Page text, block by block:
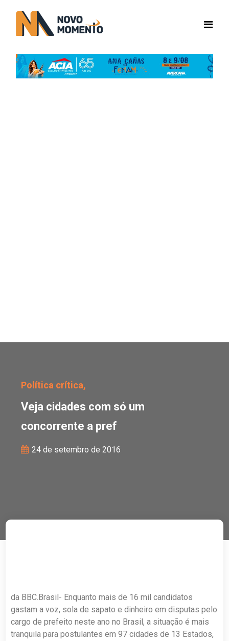
Política crítica,
Veja cidades com só um
concorrente a pref
24 de setembro de 2016
da BBC.Brasil- Enquanto mais de 16 mil candidatos
gastam a voz, sola de sapato e dinheiro em disputas pelo
cargo de prefeito neste ano no Brasil, a situação é mais
tranquila para postulantes em 97 cidades de 13 Estados,